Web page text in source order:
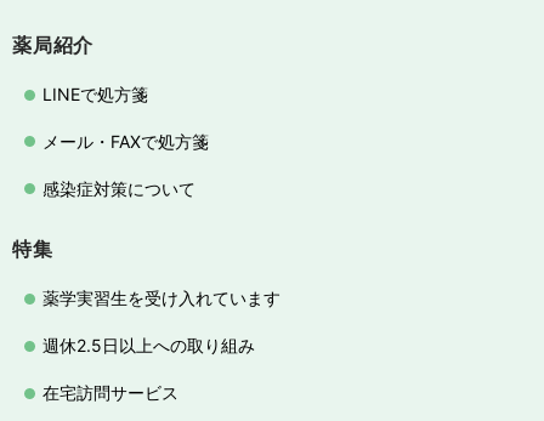
薬局紹介
LINEで処方箋
メール・FAXで処方箋
感染症対策について
特集
薬学実習生を受け入れています
週休2.5日以上への取り組み
在宅訪問サービス